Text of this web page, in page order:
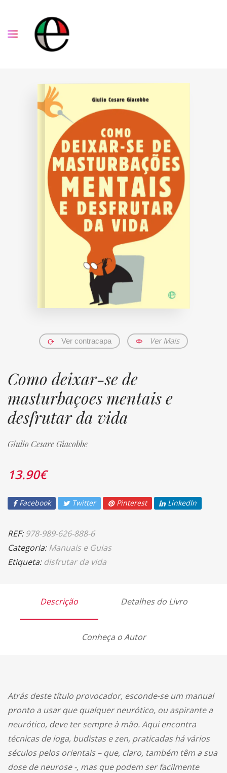
Ver contracapa Ver Mais
Como deixar-se de
masturbaçoes mentais e
desfrutar da vida
Giulio Cesare Giacobbe
13.90€
Facebook Twitter Pinterest LinkedIn
REF:978-989-626-888-6
Categoria:Manuais e Guias
Etiqueta:disfrutar da vida
Descrição Detalhes do Livro
Conheça o Autor
Atrás deste título provocador, esconde-se um manual
pronto a usar que qualquer neurótico, ou aspirante a
neurótico, deve ter sempre à mão. Aqui encontra
técnicas de ioga, budistas e zen, praticadas há vários
séculos pelos orientais – que, claro, também têm a sua
dose de neurose -, mas que podem ser facilmente